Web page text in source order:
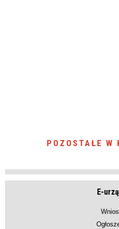
POZOSTAŁE W
E-